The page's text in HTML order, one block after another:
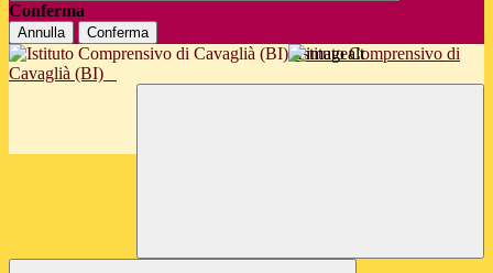
Conferma
Annulla Conferma
Istituto Comprensivo di
Cavaglià (BI)